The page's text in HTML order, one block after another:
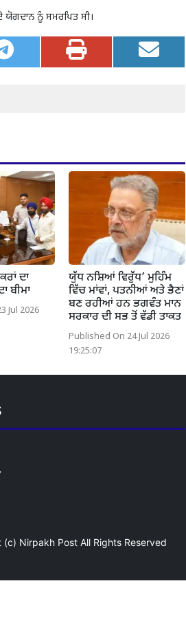
ਯੋਗਦਾਨ ਨੂੰ ਸਮਰਪਿਤ ਸੀ।
ਦਾ
ਬੀਮਾ
Jul 2026
ਯੁੱਧ ਨਸ਼ਿਆਂ ਵਿਰੁੱਧ’ ਮੁਹਿੰਮ
ਵਿੱਚ ਮਾਂਵਾਂ, ਪਤਨੀਆਂ ਅਤੇ ਭੈਣਾਂ
ਬਣ ਰਹੀਆਂ ਹਨ ਭਗਵੰਤ ਮਾਨ
ਸਰਕਾਰ ਦੀ ਸਭ ਤੋਂ ਵੱਡੀ ਤਾਕਤ
Published On 24 Jul 2026
19:25:07
(c) Nirpakh Post All Rights Reserved